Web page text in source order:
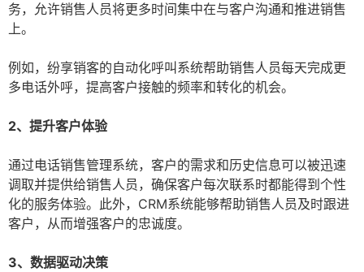
务，允许销售人员将更多时间集中在与客户沟通和推进销售
上。
例如，纷享销客的自动化呼叫系统帮助销售人员每天完成更
多电话外呼，提高客户接触的频率和转化的机会。
2、提升客户体验
通过电话销售管理系统，客户的需求和历史信息可以被迅速
调取并提供给销售人员，确保客户每次联系时都能得到个性
化的服务体验。此外，CRM系统能够帮助销售人员及时跟进
客户，从而增强客户的忠诚度。
3、数据驱动决策